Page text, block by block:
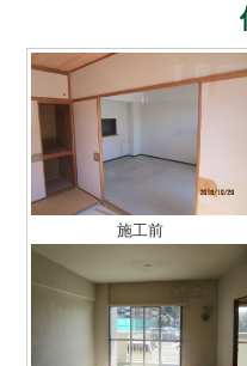
施工前